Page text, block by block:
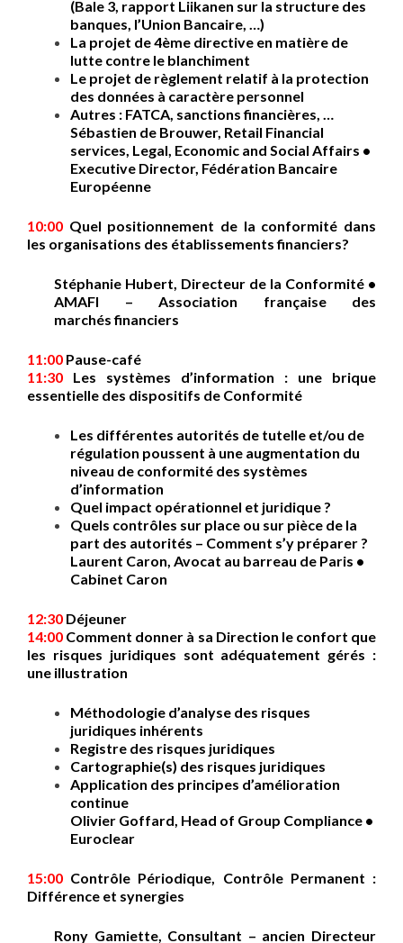
(Bale 3, rapport Liikanen sur la structure des
banques, l’Union Bancaire, …)
La projet de 4ème directive en matière de
lutte contre le blanchiment
Le projet de règlement relatif à la protection
des données à caractère personnel
Autres : FATCA, sanctions financières, …
Sébastien de Brouwer, Retail Financial
services, Legal, Economic and Social Affairs •
Executive Director, Fédération Bancaire
Européenne
10:00 Quel positionnement de la conformité dans
les organisations des établissements financiers?
Stéphanie Hubert, Directeur de la Conformité •
AMAFI – Association française des
marchés financiers
11:00 Pause-café
11:30
Les systèmes d’information : une brique
essentielle des dispositifs de Conformité
Les différentes autorités de tutelle et/ou de
régulation poussent à une augmentation du
niveau de conformité des systèmes
d’information
Quel impact opérationnel et juridique ?
Quels contrôles sur place ou sur pièce de la
part des autorités – Comment s’y préparer ?
Laurent Caron, Avocat au barreau de Paris •
Cabinet Caron
12:30 Déjeuner
14:00 Comment donner à sa Direction le confort que
les risques juridiques sont adéquatement gérés :
une illustration
Méthodologie d’analyse des risques
juridiques inhérents
Registre des risques juridiques
Cartographie(s) des risques juridiques
Application des principes d’amélioration
continue
Olivier Goffard, Head of Group Compliance •
Euroclear
15:00 Contrôle Périodique, Contrôle Permanent :
Différence et synergies
Rony Gamiette, Consultant – ancien Directeur